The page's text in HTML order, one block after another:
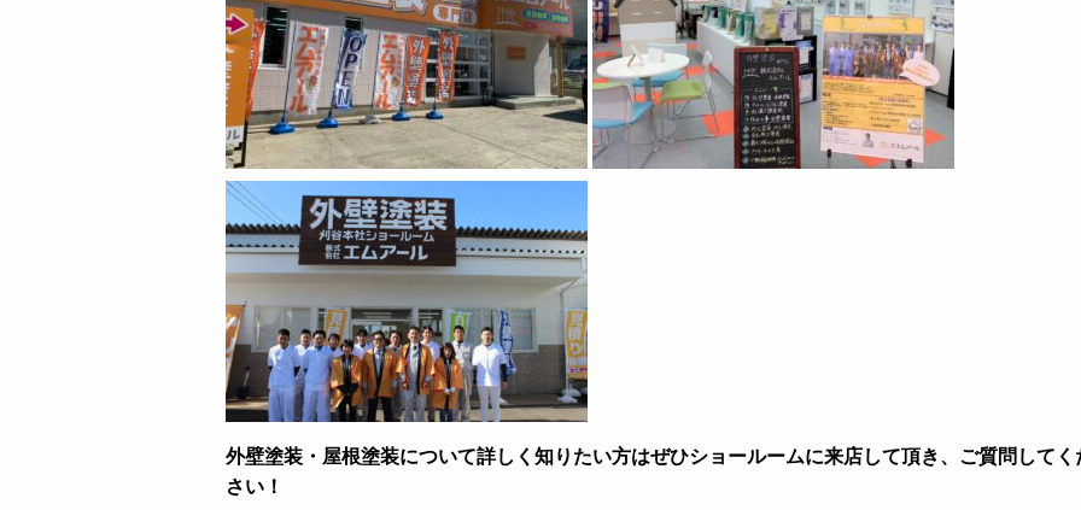
外壁塗装・屋根塗装について詳しく知りたい方はぜひショールームに来店して頂き、ご質問してく
さい！